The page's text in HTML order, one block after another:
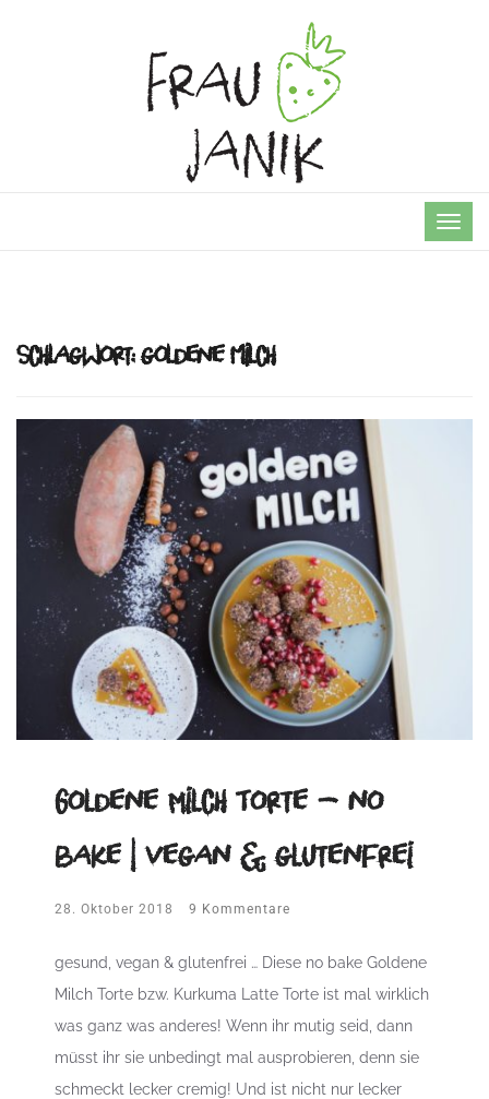
Schlagwort:goldene milch
Goldene Milch Torte – no
bake | vegan & glutenfrei
28. Oktober 2018 9 Kommentare
gesund, vegan & glutenfrei … Diese no bake Goldene
Milch Torte bzw. Kurkuma Latte Torte ist mal wirklich
was ganz was anderes! Wenn ihr mutig seid, dann
müsst ihr sie unbedingt mal ausprobieren, denn sie
schmeckt lecker cremig! Und ist nicht nur lecker